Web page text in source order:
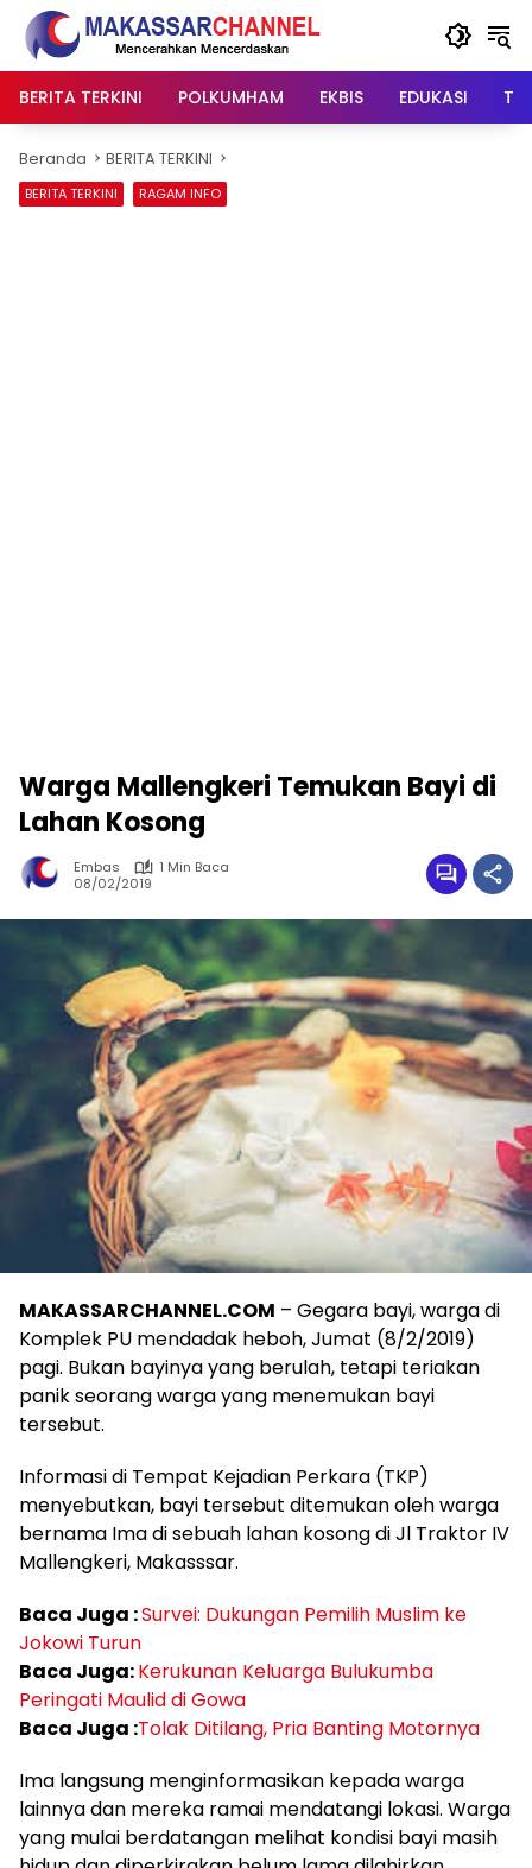
Langsung
konten
BERITA TERKINI
POLKUMHAM EKBIS EDUKASI
Beranda BERITA TERKINI
BERITA TERKINI RAGAM INFO
Warga Mallengkeri Temukan Bayi di
Lahan Kosong
Embas
1 Min Baca
08/02/2019
MAKASSARCHANNEL.COM – Gegara bayi, warga di
Komplek PU mendadak heboh, Jumat (8/2/2019)
pagi. Bukan bayinya yang berulah, tetapi teriakan
panik seorang warga yang menemukan bayi
tersebut.
Informasi di Tempat Kejadian Perkara (TKP)
menyebutkan, bayi tersebut ditemukan oleh warga
bernama Ima di sebuah lahan kosong di Jl Traktor IV
Mallengkeri, Makasssar.
Baca Juga :Survei: Dukungan Pemilih Muslim ke
Jokowi Turun
Baca Juga:Kerukunan Keluarga Bulukumba
Peringati Maulid di Gowa
Baca Juga :Tolak Ditilang, Pria Banting Motornya
Ima langsung menginformasikan kepada warga
lainnya dan mereka ramai mendatangi lokasi. Warga
yang mulai berdatangan melihat kondisi bayi masih